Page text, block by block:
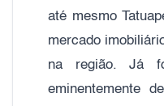
até mesmo
mercado
na região. Já
eminentemente